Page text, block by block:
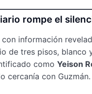
rompe el
con información
de tres pisos, blanco
como Yeison
cercanía con Guzmán.